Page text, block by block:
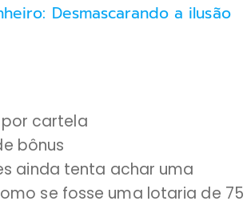
Desmascarando a ilusão
cartela
bônus
ainda tenta achar uma
se fosse uma lotaria de 75